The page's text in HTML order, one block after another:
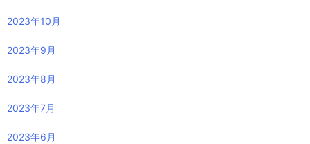
2023年10月
2023年9月
2023年8月
2023年7月
2023年6月